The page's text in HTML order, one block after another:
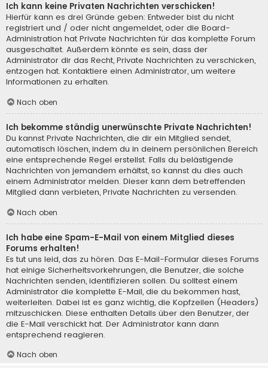
Ich kann keine Privaten Nachrichten verschicken!
Hierfür kann es drei Gründe geben: Entweder bist du nicht
registriert und / oder nicht angemeldet, oder die Board-
Administration hat Private Nachrichten für das komplette Forum
ausgeschaltet. Außerdem könnte es sein, dass der
Administrator dir das Recht, Private Nachrichten zu verschicken,
entzogen hat. Kontaktiere einen Administrator, um weitere
Informationen zu erhalten.
Nach oben
Ich bekomme ständig unerwünschte Private Nachrichten!
Du kannst Private Nachrichten, die dir ein Mitglied sendet,
automatisch löschen, indem du in deinem persönlichen Bereich
eine entsprechende Regel erstellst. Falls du belästigende
Nachrichten von jemandem erhältst, so kannst du dies auch
einem Administrator melden. Dieser kann dem betreffenden
Mitglied dann verbieten, Private Nachrichten zu versenden.
Nach oben
Ich habe eine Spam-E-Mail von einem Mitglied dieses
Forums erhalten!
Es tut uns leid, das zu hören. Das E-Mail-Formular dieses Forums
hat einige Sicherheitsvorkehrungen, die Benutzer, die solche
Nachrichten senden, identifizieren sollen. Du solltest einem
Administrator die komplette E-Mail, die du bekommen hast,
weiterleiten. Dabei ist es ganz wichtig, die Kopfzeilen (Headers)
mitzuschicken. Diese enthalten Details über den Benutzer, der
die E-Mail verschickt hat. Der Administrator kann dann
entsprechend reagieren.
Nach oben